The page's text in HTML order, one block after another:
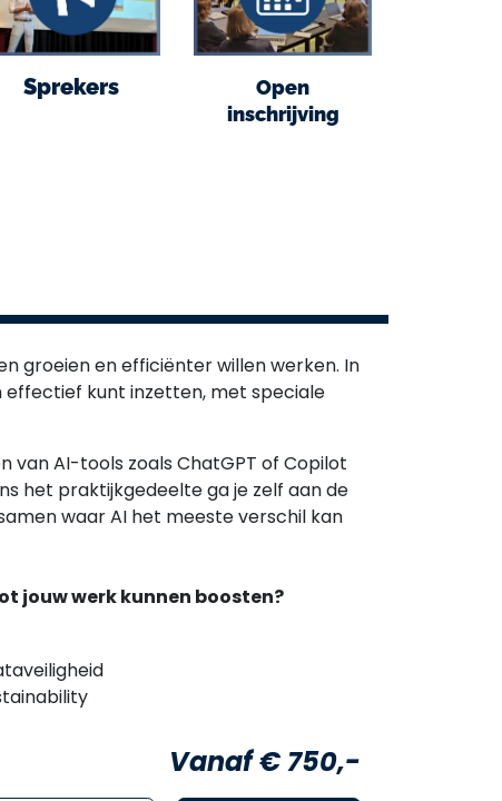
Sprekers
Open
inschrijving
groeien en efficiënter willen werken. In
effectief kunt inzetten, met speciale
van AI-tools zoals ChatGPT of Copilot
het praktijkgedeelte ga je zelf aan de
waar AI het meeste verschil kan
jouw werk kunnen boosten?
Vanaf € 750,-